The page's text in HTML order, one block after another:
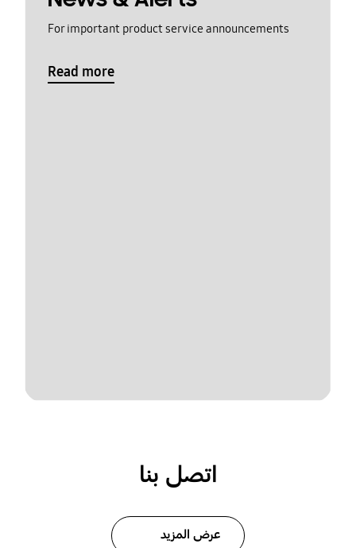
For important product service announcements
Read more
اتصل بنا
عرض المزيد